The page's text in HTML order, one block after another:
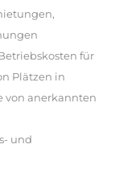
für
Plätzen in
von anerkannten
und